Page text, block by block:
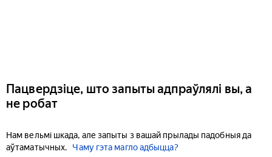
Пацвердзіце, што запыты адпраўлялі вы, а
не робат
Нам вельмі шкада, але запыты з вашай прылады падобныя да
аўтаматычных.
Чаму гэта магло адбыцца?